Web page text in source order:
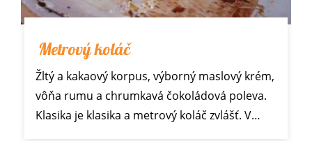
Metrový koláč
Žltý a kakaový korpus, výborný maslový krém,
vôňa rumu a chrumkavá čokoládová poleva.
Klasika je klasika a metrový koláč zvlášť. V…